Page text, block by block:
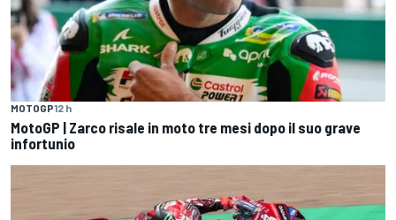
MOTOGP12 h
MotoGP | Zarco risale in moto tre mesi dopo il suo grave
infortunio